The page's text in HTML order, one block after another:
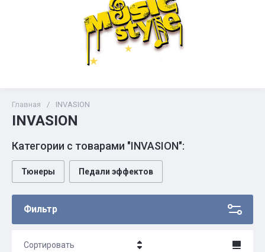
Главная / INVASION
INVASION
Категории с товарами "INVASION":
Тюнеры Педали эффектов
Фильтр
Сортировать